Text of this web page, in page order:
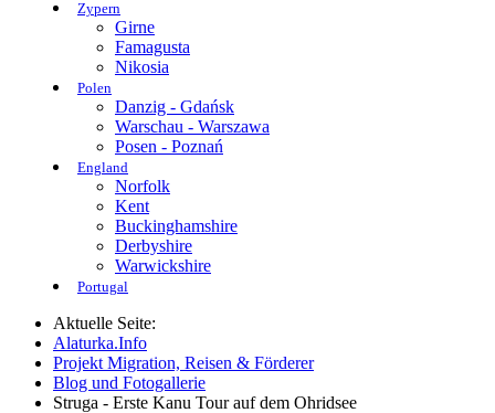
Zypern
Girne
Famagusta
Nikosia
Polen
Danzig - Gdańsk
Warschau - Warszawa
Posen - Poznań
England
Norfolk
Kent
Buckinghamshire
Derbyshire
Warwickshire
Portugal
Aktuelle Seite:
Alaturka.Info
Projekt Migration, Reisen & Förderer
Blog und Fotogallerie
Struga - Erste Kanu Tour auf dem Ohridsee